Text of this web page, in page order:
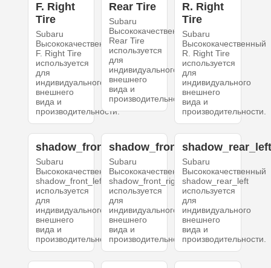
F. Right
Tire
Subaru
Высококачественный
F. Right Tire
используется
для
индивидуального
внешнего
вида и
производительности.
Rear Tire
Subaru
Высококачественный
Rear Tire
используется
для
индивидуального
внешнего
вида и
производительности.
R. Right
Tire
Subaru
Высококачественный
R. Right Tire
используется
для
индивидуального
внешнего
вида и
производительности.
shadow_front_left
Subaru
Высококачественный
shadow_front_left
используется
для
индивидуального
внешнего
вида и
производительности.
shadow_front_right
Subaru
Высококачественный
shadow_front_right
используется
для
индивидуального
внешнего
вида и
производительности.
Subaru
Высококачественный
shadow_rear_left
используется
для
индивидуального
внешнего
вида и
производительности.